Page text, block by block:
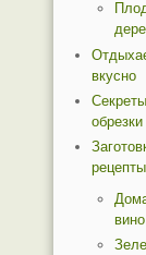
вкусно
Секреты
обрезки
рецепты
вино